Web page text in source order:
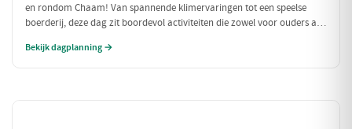
en rondom Chaam! Van spannende klimervaringen tot een speelse
boerderij, deze dag zit boordevol activiteiten die zowel voor ouders als
gezellige eetgelegenheden!
Bekijk dagplanning →